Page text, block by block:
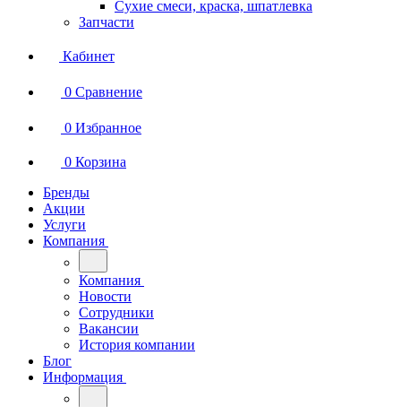
Сухие смеси, краска, шпатлевка
Запчасти
Кабинет
0 Сравнение
0 Избранное
0 Корзина
Бренды
Акции
Услуги
Компания
Компания
Новости
Сотрудники
Вакансии
История компании
Блог
Информация